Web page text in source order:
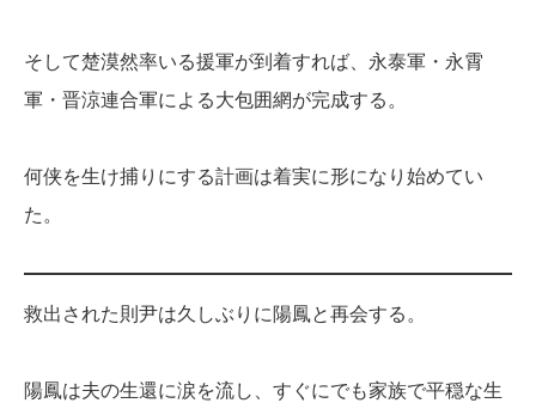
そして楚漠然率いる援軍が到着すれば、永泰軍・永霄
軍・晋涼連合軍による大包囲網が完成する。
何侠を生け捕りにする計画は着実に形になり始めてい
た。
救出された則尹は久しぶりに陽鳳と再会する。
陽鳳は夫の生還に涙を流し、すぐにでも家族で平穏な生